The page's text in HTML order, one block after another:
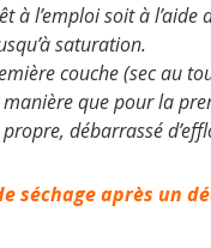
à l’emploi soit à l’aide
saturation.
couche (sec au
que pour la
débarrassé
séchage après un